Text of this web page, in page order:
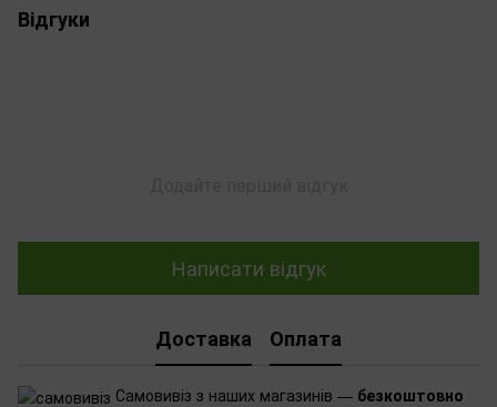
Відгуки
Написати відгук
Доставка Оплата
Самовивіз з наших магазинів — безкоштовно